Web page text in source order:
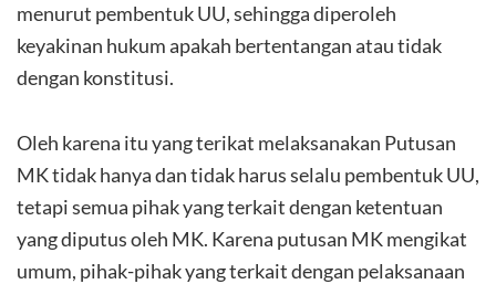
menurut pembentuk UU, sehingga diperoleh
keyakinan hukum apakah bertentangan atau tidak
dengan konstitusi.
Oleh karena itu yang terikat melaksanakan Putusan
MK tidak hanya dan tidak harus selalu pembentuk UU,
tetapi semua pihak yang terkait dengan ketentuan
yang diputus oleh MK. Karena putusan MK mengikat
umum, pihak-pihak yang terkait dengan pelaksanaan